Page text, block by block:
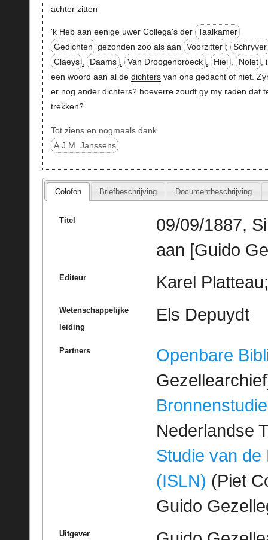
achter zitten
'k Heb aan eenige uwer Collega's der Taalkamer
Gedichten gezonden zoo als aan Voorzitter ; Schryver
Claeys , Daams , Van Droogenbroeck , Hiel , Nolet ,
een woord aan al de dichtersvan ons gedacht of niet.
er nog ander dichters? hoeverre zoudt gy my raden dat
trekken?
Tot ziens en nogmaals dank
A.J.M. Janssens
Colofon Briefbeschrijving Documentbeschrijving
Titel
09/09/1887,
aan [Guido
Editeur Karel
Wetenschappelijke
leiding
Els Depuydt
Partners
Openbare
Bronnenstudie
Nederlandse
Studie van de
(ISLN) (Piet
Guido
Uitgever